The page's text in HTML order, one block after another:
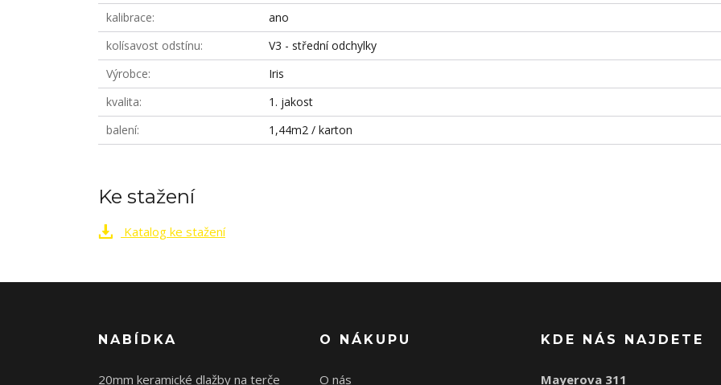
kalibrace
ano
kolísavost odstínu
V3 - střední odchylky
Výrobce
Iris
kvalita
1. jakost
balení
1,44m2 / karton
Ke stažení
Katalog ke stažení
NABÍDKA
20mm keramické dlažby na terče
O NÁKUPU
O nás
KDE NÁS NAJDETE
Mayerova 311